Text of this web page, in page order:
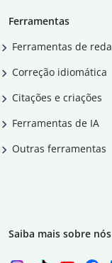
Ferramentas
Ferramentas de
Correção idiomática
Citações e criações
Ferramentas de IA
Outras ferramentas
Saiba mais sobre nós